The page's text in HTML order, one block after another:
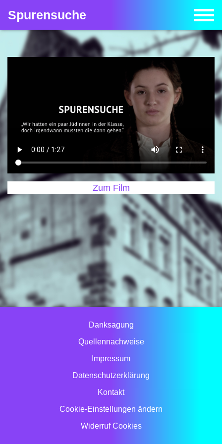
Spurensuche
Zum Film
Danksagung
Quellennachweise
Impressum
Datenschutzerklärung
Kontakt
Cookie-Einstellungen ändern
Widerruf Cookies